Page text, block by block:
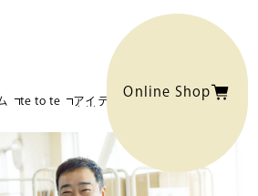
Online Shop
te to te
アイデアと工夫の毎日、お
客様の笑顔がいちばんの喜